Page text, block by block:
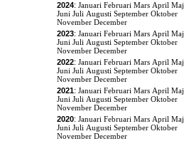
2024: Januari Februari Mars April Maj
Juni Juli Augusti September Oktober
November December
2023: Januari Februari Mars April Maj
Juni Juli Augusti September Oktober
November December
2022: Januari Februari Mars April Maj
Juni Juli Augusti September Oktober
November December
2021: Januari Februari Mars April Maj
Juni Juli Augusti September Oktober
November December
2020: Januari Februari Mars April Maj
Juni Juli Augusti September Oktober
November December